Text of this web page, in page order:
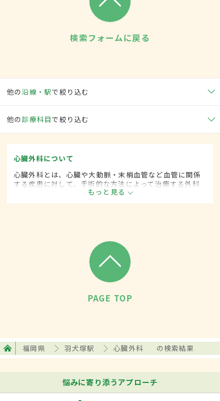
検索フォームに戻る
他の沿線・駅で絞り込む
他の 診療科目で絞り込む
心臓外科について
心臓外科とは、心臓や大動脈・末梢血管など血管に関係
する疾患に対して、手術的な方法によって治療する外科
もっと見る
PAGE TOP
福岡県 羽犬塚駅 心臓外科 の検索結果
悩みに寄り添うアプローチ